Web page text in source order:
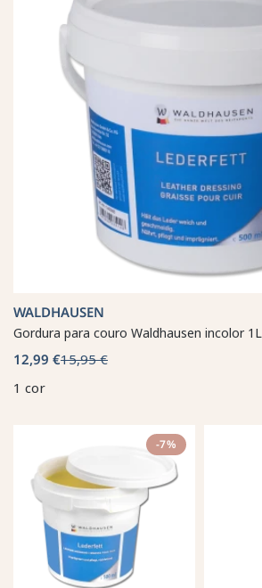
WALDHAUSEN
Gordura para couro Waldhausen incolor 1L
12,99 €15,95 €
1 cor
-7%